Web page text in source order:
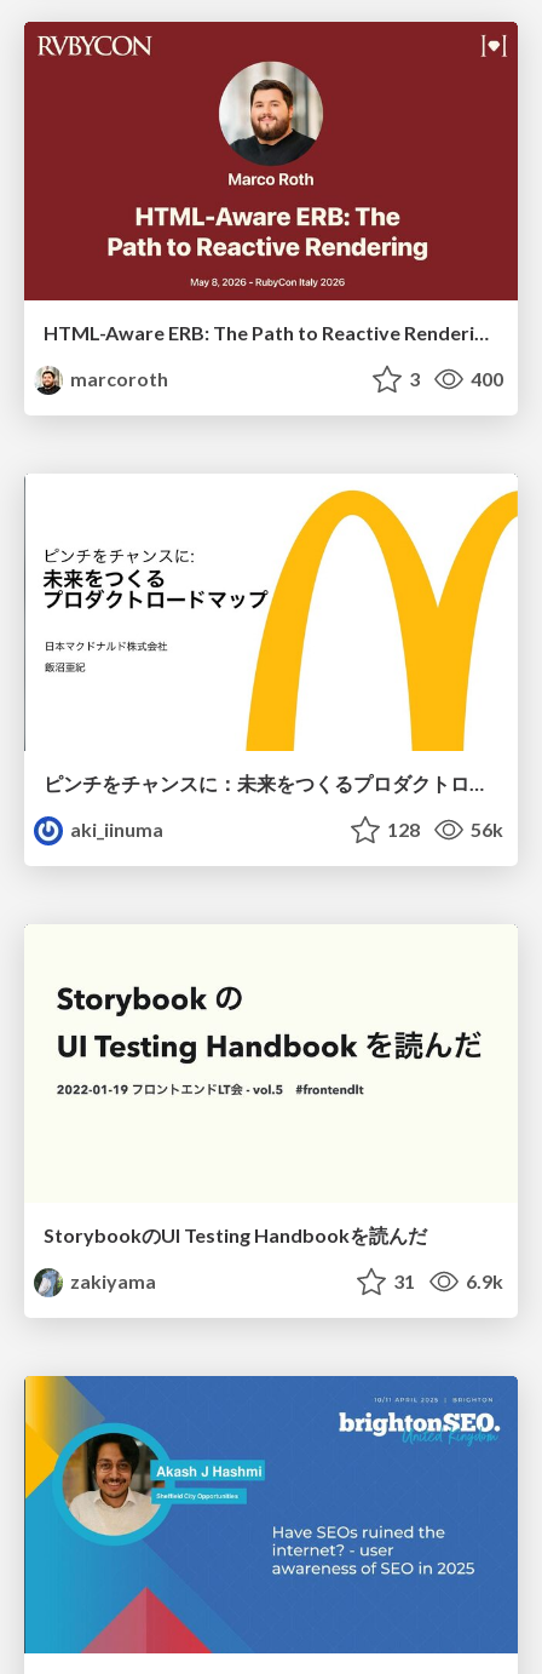
HTML-Aware ERB: The Path to Reactive Rendering @ RubyCon 2026, Rimini, Italy
marcoroth
3 400
ピンチをチャンスに：未来をつくるプロダクトロードマップ #pmconf2020
aki_iinuma
128 56k
StorybookのUI Testing Handbookを読んだ
zakiyama
31 6.9k